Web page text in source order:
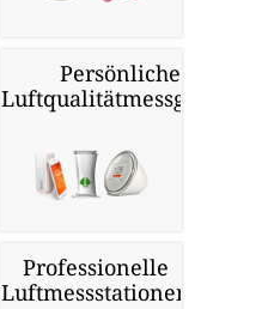
Persönliche
Luftqualitätmessgeräte
Professionelle
Luftmessstationen